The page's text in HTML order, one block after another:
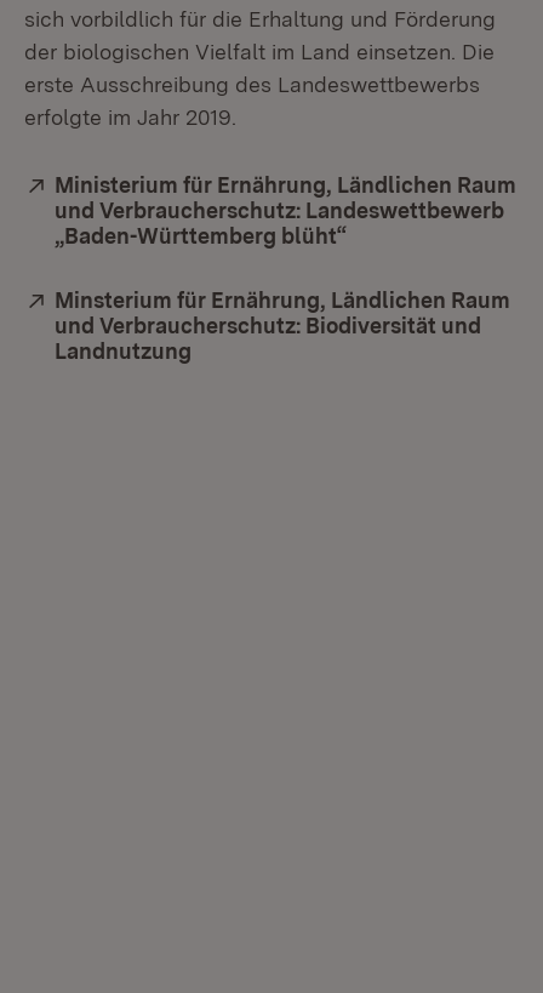
sich vorbildlich für die Erhaltung und Förderung
der biologischen Vielfalt im Land einsetzen. Die
erste Ausschreibung des Landeswettbewerbs
erfolgte im Jahr 2019.
Extern:
Ministerium für Ernährung, Ländlichen Raum
und Verbraucherschutz: Landeswettbewerb
„Baden-Württemberg blüht“
Extern:
Minsterium für Ernährung, Ländlichen Raum
und Verbraucherschutz: Biodiversität und
Landnutzung